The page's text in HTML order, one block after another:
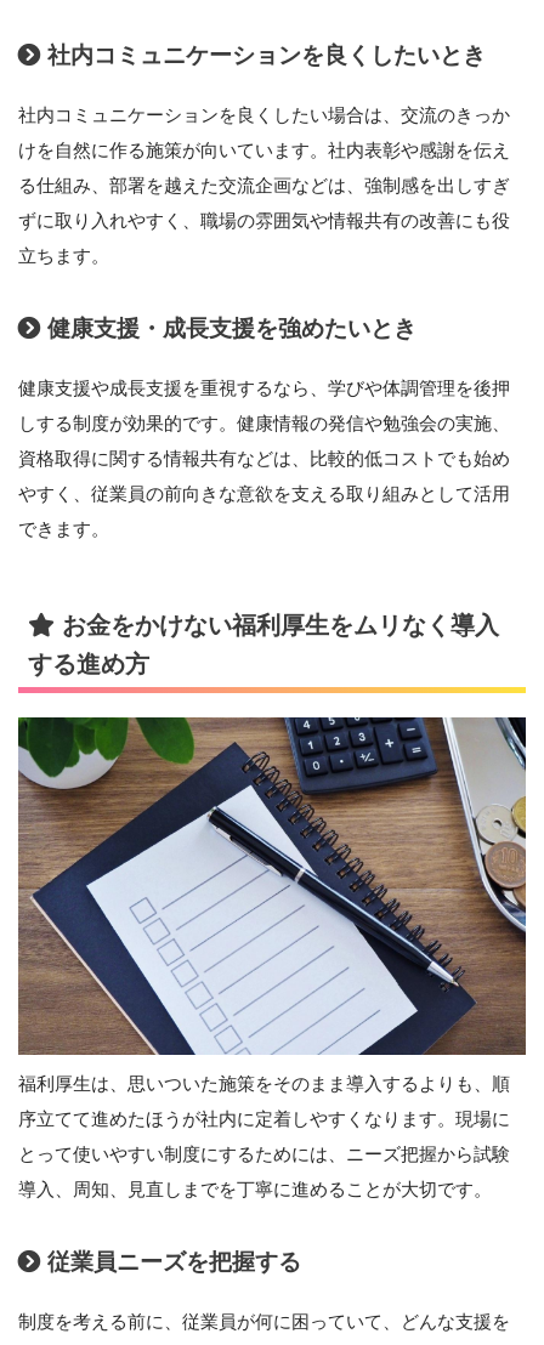
社内コミュニケーションを良くしたいとき
社内コミュニケーションを良くしたい場合は、交流のきっか
けを自然に作る施策が向いています。社内表彰や感謝を伝え
る仕組み、部署を越えた交流企画などは、強制感を出しすぎ
ずに取り入れやすく、職場の雰囲気や情報共有の改善にも役
立ちます。
健康支援・成長支援を強めたいとき
健康支援や成長支援を重視するなら、学びや体調管理を後押
しする制度が効果的です。健康情報の発信や勉強会の実施、
資格取得に関する情報共有などは、比較的低コストでも始め
やすく、従業員の前向きな意欲を支える取り組みとして活用
できます。
お金をかけない福利厚生をムリなく導入
する進め方
福利厚生は、思いついた施策をそのまま導入するよりも、順
序立てて進めたほうが社内に定着しやすくなります。現場に
とって使いやすい制度にするためには、ニーズ把握から試験
導入、周知、見直しまでを丁寧に進めることが大切です。
従業員ニーズを把握する
制度を考える前に、従業員が何に困っていて、どんな支援を